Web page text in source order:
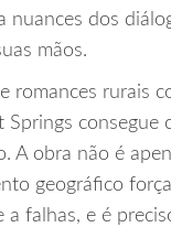
nuances dos
mãos.
romances rurais
consegue
A obra não é
geográfico
a falhas, e é